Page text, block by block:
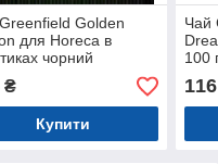
Golden
для Horeсa в
чорний
₴
Купити
Чай
100
116